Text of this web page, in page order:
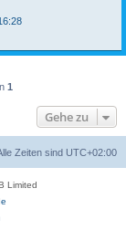
1
Gehe zu
Zeiten sind UTC+02:00
Limited